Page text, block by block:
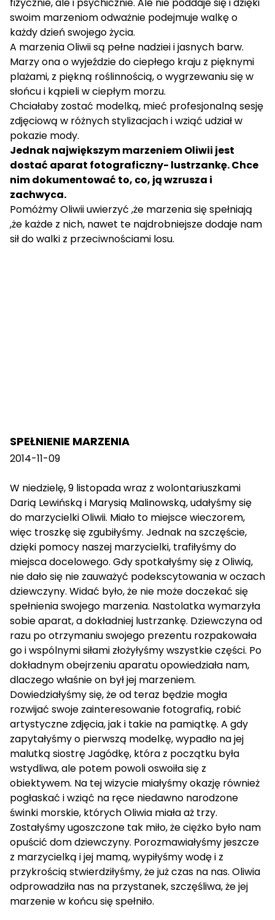
fizycznie, ale i psychicznie. Ale nie poddaje się i dzięki
swoim marzeniom odważnie podejmuje walkę o
każdy dzień swojego życia.
A marzenia Oliwii są pełne nadziei i jasnych barw.
Marzy ona o wyjeździe do ciepłego kraju z pięknymi
plażami, z piękną roślinnością, o wygrzewaniu się w
słońcu i kąpieli w ciepłym morzu.
Chciałaby zostać modelką, mieć profesjonalną sesję
zdjęciową w różnych stylizacjach i wziąć udział w
pokazie mody.
Jednak największym marzeniem Oliwii jest
dostać aparat fotograficzny- lustrzankę. Chce
nim dokumentować to, co, ją wzrusza i
zachwyca.
Pomóżmy Oliwii uwierzyć ,że marzenia się spełniają
,że każde z nich, nawet te najdrobniejsze dodaje nam
sił do walki z przeciwnościami losu.
SPEŁNIENIE MARZENIA
2014-11-09
W niedzielę, 9 listopada wraz z wolontariuszkami
Darią Lewińską i Marysią Malinowską, udałyśmy się
do marzycielki Oliwii. Miało to miejsce wieczorem,
więc troszkę się zgubiłyśmy. Jednak na szczęście,
dzięki pomocy naszej marzycielki, trafiłyśmy do
miejsca docelowego. Gdy spotkałyśmy się z Oliwią,
nie dało się nie zauważyć podekscytowania w oczach
dziewczyny. Widać było, że nie może doczekać się
spełnienia swojego marzenia. Nastolatka wymarzyła
sobie aparat, a dokładniej lustrzankę. Dziewczyna od
razu po otrzymaniu swojego prezentu rozpakowała
go i wspólnymi siłami złożyłyśmy wszystkie części. Po
dokładnym obejrzeniu aparatu opowiedziała nam,
dlaczego właśnie on był jej marzeniem.
Dowiedziałyśmy się, że od teraz będzie mogła
rozwijać swoje zainteresowanie fotografią, robić
artystyczne zdjęcia, jak i takie na pamiątkę. A gdy
zapytałyśmy o pierwszą modelkę, wypadło na jej
malutką siostrę Jagódkę, która z początku była
wstydliwa, ale potem powoli oswoiła się z
obiektywem. Na tej wizycie miałyśmy okazję również
pogłaskać i wziąć na ręce niedawno narodzone
świnki morskie, których Oliwia miała aż trzy.
Zostałyśmy ugoszczone tak miło, że ciężko było nam
opuścić dom dziewczyny. Porozmawiałyśmy jeszcze
z marzycielką i jej mamą, wypiłyśmy wodę i z
przykrością stwierdziłyśmy, że już czas na nas. Oliwia
odprowadziła nas na przystanek, szczęśliwa, że jej
marzenie w końcu się spełniło.